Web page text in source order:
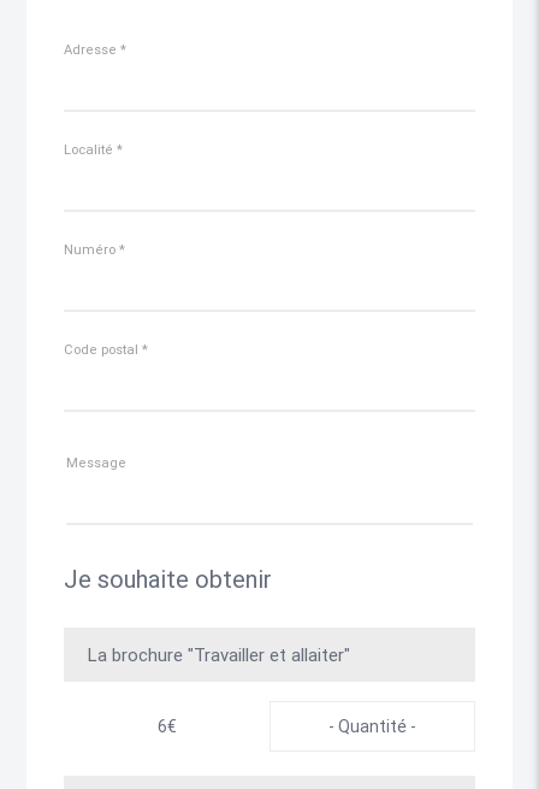
Adresse*
Localité*
Numéro*
Code postal*
Message
Je souhaite obtenir
La brochure "Travailler et allaiter"
6€